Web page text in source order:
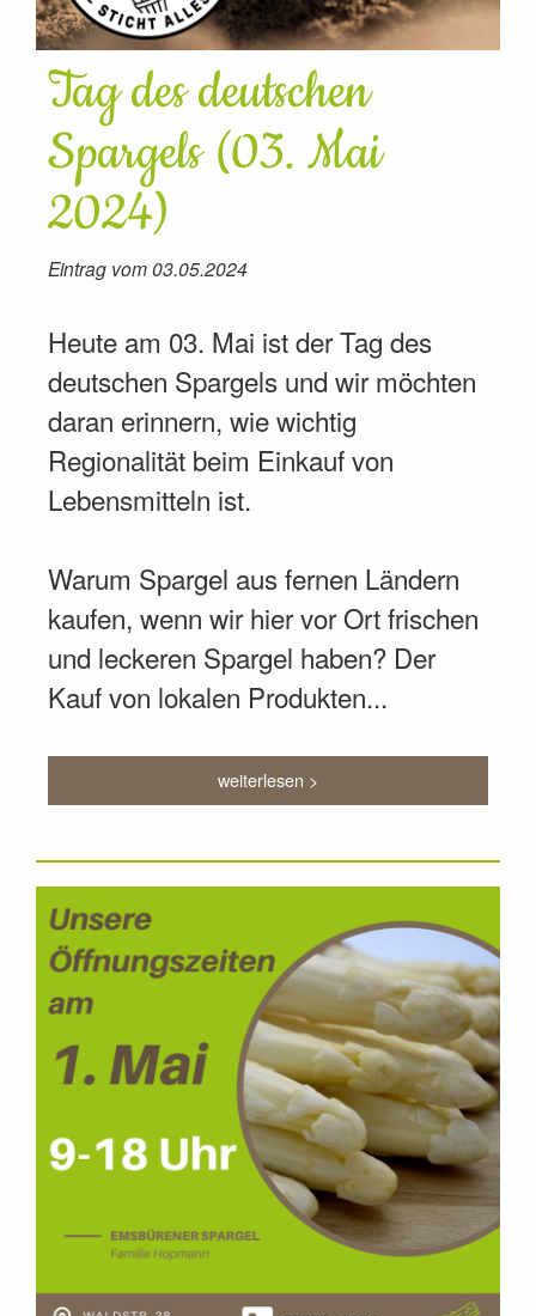
Tag des deutschen
Spargels (03. Mai
2024)
Eintrag vom 03.05.2024
Heute am 03. Mai ist der Tag des
deutschen Spargels und wir möchten
daran erinnern, wie wichtig
Regionalität beim Einkauf von
Lebensmitteln ist.
Warum Spargel aus fernen Ländern
kaufen, wenn wir hier vor Ort frischen
und leckeren Spargel haben? Der
Kauf von lokalen Produkten...
weiterlesen >